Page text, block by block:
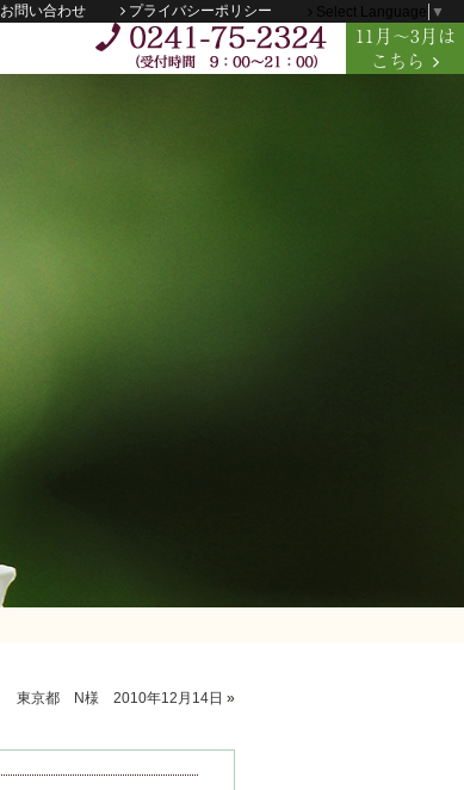
お問い合わせ プライバシーポリシー Select Language ▼
11 月～3月 は
こちら
東京都 N様 2010年12月14日 »